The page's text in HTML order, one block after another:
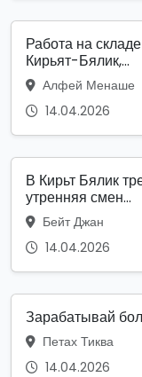
Работа на
Кирьят-Бялик,...
Алфей Менаше
14.04.2026
В Кирьт Бялик
утренняя смен...
Бейт Джан
14.04.2026
Зарабатывай
Петах Тиква
14.04.2026